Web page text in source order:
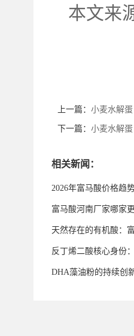
本文来
上一篇： 小麦水解
下一篇： 小麦水解
相关新闻：
2026年富马酸价格趋
富马酸河南厂家哪家
天然存在的有机酸：
反丁烯二酸核心身份
DHA藻油粉的持续创